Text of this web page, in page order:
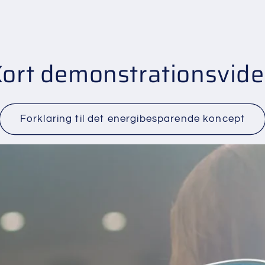
Forklaring til det energibesparende koncept